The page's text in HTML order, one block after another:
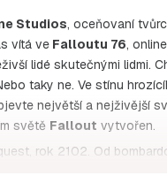
Studios, oceňovaní
vítá ve Falloutu 76,
lidé skutečnými lidmi.
taky ne. Ve stínu
největší a nejživější
světě Fallout vytvořen.
rok 2102. Od